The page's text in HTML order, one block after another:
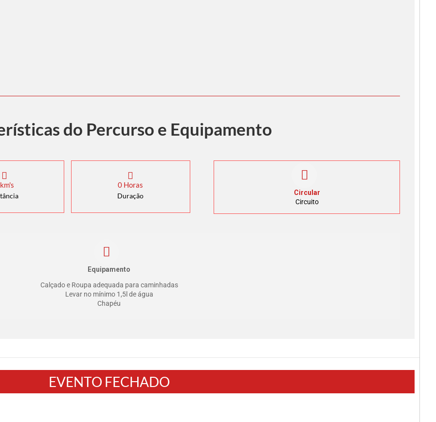
do Percurso e Equipamento
0 Horas
Duração
Circular
Circuito
Equipamento
Calçado e Roupa adequada para caminhadas
Levar no mínimo 1,5l de água
Chapéu
EVENTO FECHADO